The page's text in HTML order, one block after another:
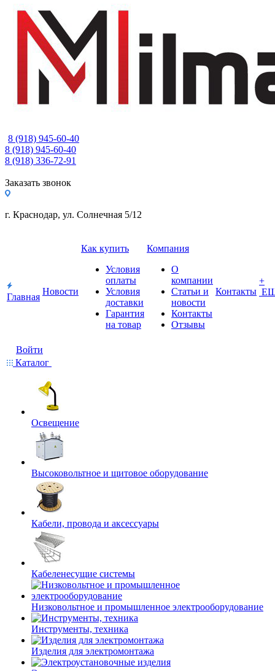
8 (918) 945-60-40
8 (918) 945-60-40
8 (918) 336-72-91
Заказать звонок
г. Краснодар, ул. Солнечная 5/12
Главная
Новости
Как купить
Условия
оплаты
Условия
доставки
Гарантия
на товар
Компания
О
компании
Статьи и
новости
Контакты
Отзывы
Контакты
+
Войти
Каталог
Освещение
Высоковольтное и щитовое оборудование
Кабели, провода и аксессуары
Кабеленесущие системы
Низковольтное и промышленное электрооборудование
Инструменты, техника
Изделия для электромонтажа